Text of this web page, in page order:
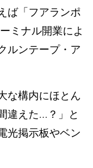
ば「フアランポ
ミナル開業によ
ルンテープ・ア
な構内にほとん
違えた…？」と
光掲示板やベン